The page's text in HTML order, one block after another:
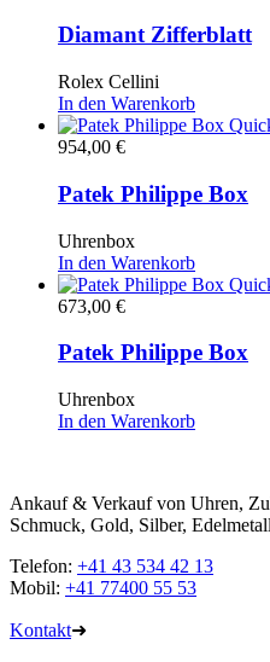
Diamant Zifferblatt
Rolex Cellini
In den Warenkorb
954,00 €
Patek Philippe Box
Uhrenbox
In den Warenkorb
673,00 €
Patek Philippe Box
Uhrenbox
In den Warenkorb
Ankauf & Verkauf von Uhren,
Schmuck, Gold, Silber,
Telefon: +41 43 534 42 13
Mobil: +41 77400 55 53
Kontakt➜